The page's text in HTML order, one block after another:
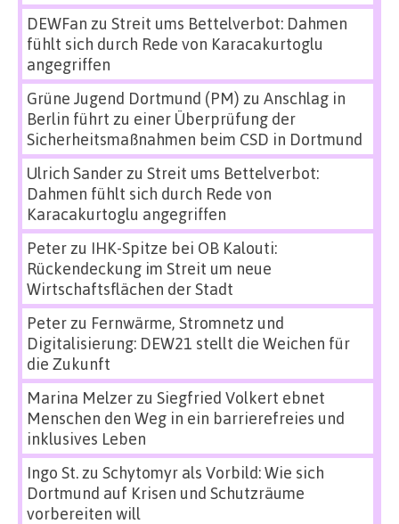
DEWFan zu Streit ums Bettelverbot: Dahmen
fühlt sich durch Rede von Karacakurtoglu
angegriffen
Grüne Jugend Dortmund (PM) zu Anschlag in
Berlin führt zu einer Überprüfung der
Sicherheitsmaßnahmen beim CSD in Dortmund
Ulrich Sanderzu Streit ums Bettelverbot:
Dahmen fühlt sich durch Rede von
Karacakurtoglu angegriffen
Peterzu IHK-Spitze bei OB Kalouti:
Rückendeckung im Streit um neue
Wirtschaftsflächen der Stadt
Peterzu Fernwärme, Stromnetz und
Digitalisierung: DEW21 stellt die Weichen für
die Zukunft
Marina Melzerzu Siegfried Volkert ebnet
Menschen den Weg in ein barrierefreies und
inklusives Leben
Ingo St.zu Schytomyr als Vorbild: Wie sich
Dortmund auf Krisen und Schutzräume
vorbereiten will